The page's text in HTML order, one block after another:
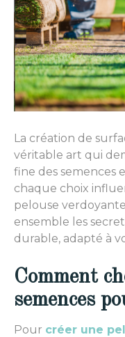
La création de
véritable art qui
fine des semences
chaque choix
pelouse
ensemble les
durable, adapté à
Comment
semences
Pour créer une